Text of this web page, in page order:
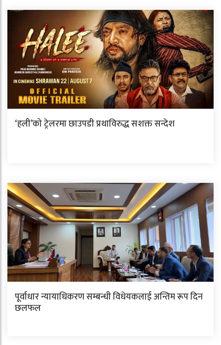
‘हली’को ट्रेलरमा छाउपडी प्रथाविरुद्ध सशक्त सन्देश
पूर्वाधार न्यायाधिकरण सम्बन्धी विधेयकलाई अन्तिम रूप दिन
छलफल